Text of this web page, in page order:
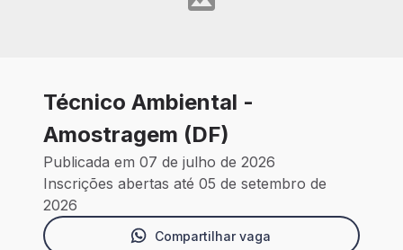
Técnico Ambiental -
Amostragem (DF)
Publicada em 07 de julho de 2026
Inscrições abertas até 05 de setembro de
2026
Compartilhar vaga